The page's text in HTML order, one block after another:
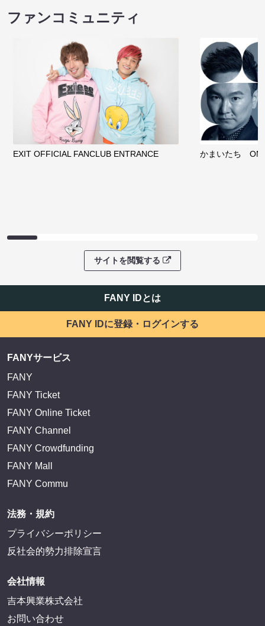
ファンコミュニティ
EXIT OFFICIAL FANCLUB ENTRANCE かまいたち
サイトを閲覧する
FANY IDとは
FANY IDに登録・ログインする
FANYサービス
FANY
FANY Ticket
FANY Online Ticket
FANY Channel
FANY Crowdfunding
FANY Mall
FANY Commu
法務・規約
プライバシーポリシー
反社会的勢力排除宣言
会社情報
吉本興業株式会社
お問い合わせ